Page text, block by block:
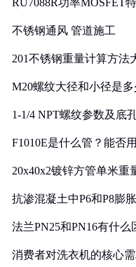
RU7088R功率MOSFET
不锈钢通风 管道施工
201不锈钢重量计算方法
M20螺纹大径和小径是多
1-1/4 NPT螺纹参数及底
F1010E是什么管？能否
20x40x2镀锌方管单米重
抗渗混凝土中P6和P8膨
法兰PN25和PN16有什么
消费者对洗衣机的核心